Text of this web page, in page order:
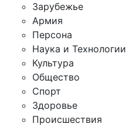
Зарубежье
Армия
Персона
Наука и Технологии
Культура
Общество
Спорт
Здоровье
Происшествия